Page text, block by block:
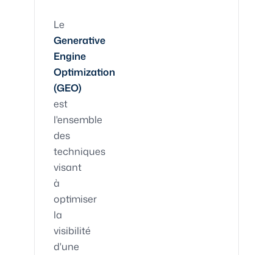
Le
Generative
Engine
Optimization
(GEO)
est
l'ensemble
des
techniques
visant
à
optimiser
la
visibilité
d'une